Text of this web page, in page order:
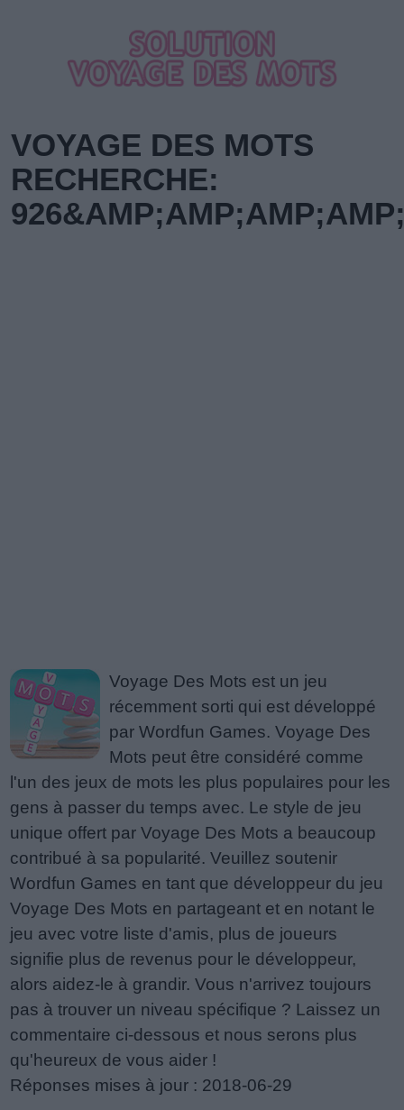
VOYAGE DES MOTS
RECHERCHE:
Voyage Des Mots est un jeu
récemment sorti qui est développé
par Wordfun Games. Voyage Des
Mots peut être considéré comme
l'un des jeux de mots les plus populaires pour les
gens à passer du temps avec. Le style de jeu
unique offert par Voyage Des Mots a beaucoup
contribué à sa popularité. Veuillez soutenir
Wordfun Games en tant que développeur du jeu
Voyage Des Mots en partageant et en notant le
jeu avec votre liste d'amis, plus de joueurs
signifie plus de revenus pour le développeur,
alors aidez-le à grandir. Vous n'arrivez toujours
pas à trouver un niveau spécifique ? Laissez un
commentaire ci-dessous et nous serons plus
qu'heureux de vous aider !
Réponses mises à jour : 2018-06-29